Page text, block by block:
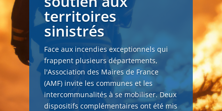
territoires
sinistrés
Face aux incendies exceptionnels qui
frappent plusieurs départements,
l'Association des Maires de France
(AMF) invite les communes et les
intercommunalités à se mobiliser. Deux
dispositifs complémentaires ont été mis